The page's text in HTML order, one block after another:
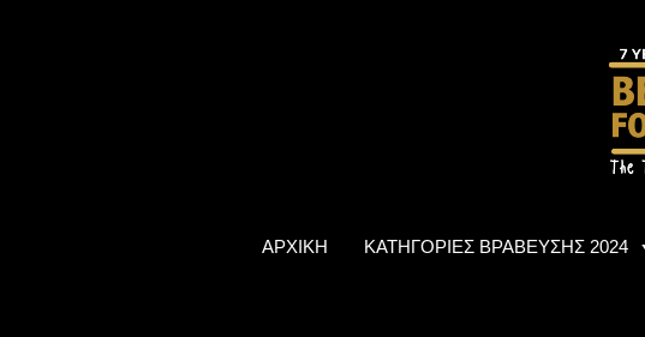
ΑΡΧΙΚΗ ΚΑΤΗΓΟΡΙΕΣ ΒΡΑΒΕΥΣΗΣ 2024